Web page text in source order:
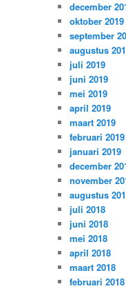
december
oktober 2019
september
augustus
juli 2019
juni 2019
mei 2019
april 2019
maart 2019
februari 2019
januari 2019
december
november
augustus
juli 2018
juni 2018
mei 2018
april 2018
maart 2018
februari 2018